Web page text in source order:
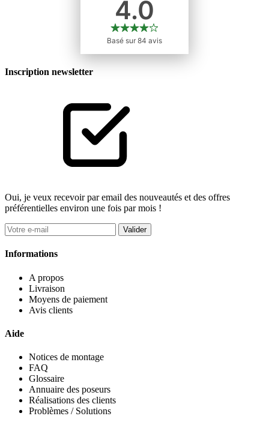
Inscription newsletter
Oui, je veux recevoir par email des nouveautés et des offres
préférentielles environ une fois par mois !
Valider
Informations
A propos
Livraison
Moyens de paiement
Avis clients
Aide
Notices de montage
FAQ
Glossaire
Annuaire des poseurs
Réalisations des clients
Problèmes / Solutions